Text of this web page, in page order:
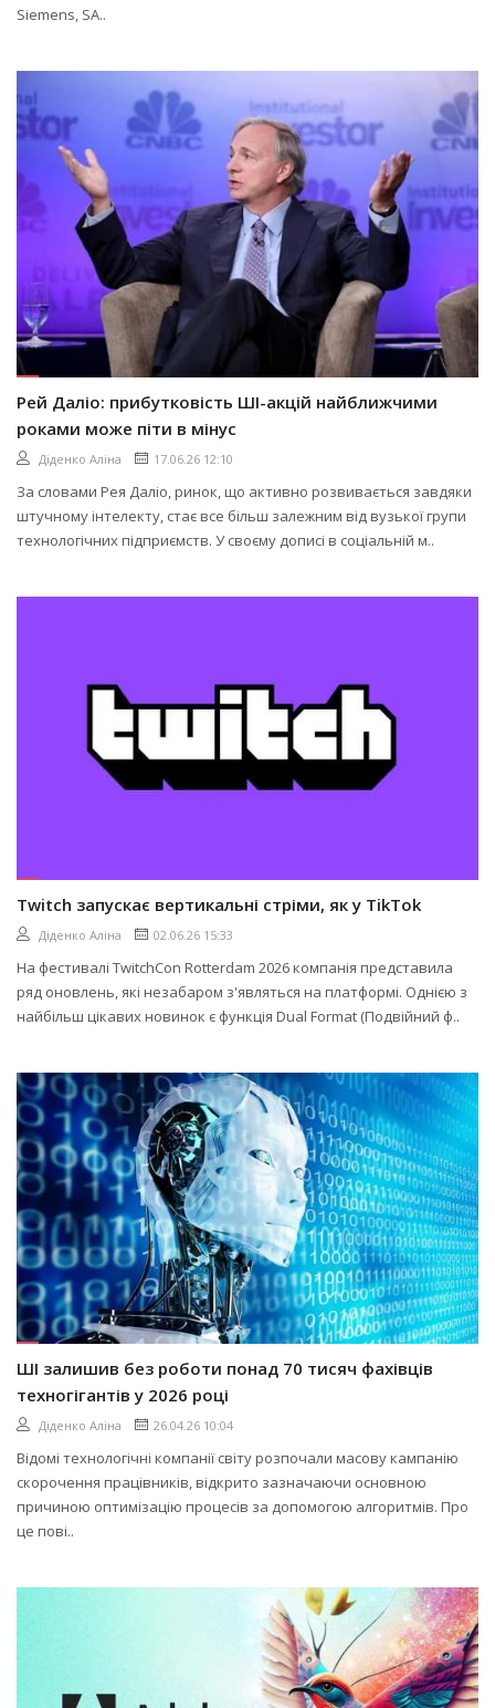
Siemens, SA..
Рей Даліо: прибутковість ШІ-акцій найближчими
роками може піти в мінус
Діденко Аліна 17.06.26 12:10
За словами Рея Даліо, ринок, що активно розвивається завдяки
штучному інтелекту, стає все більш залежним від вузької групи
технологічних підприємств. У своєму дописі в соціальній м..
Twitch запускає вертикальні стріми, як у TikTok
Діденко Аліна 02.06.26 15:33
На фестивалі TwitchCon Rotterdam 2026 компанія представила
ряд оновлень, які незабаром з'являться на платформі. Однією з
найбільш цікавих новинок є функція Dual Format (Подвійний ф..
ШІ залишив без роботи понад 70 тисяч фахівців
техногігантів у 2026 році
Діденко Аліна 26.04.26 10:04
Відомі технологічні компанії світу розпочали масову кампанію
скорочення працівників, відкрито зазначаючи основною
причиною оптимізацію процесів за допомогою алгоритмів. Про
це пові..